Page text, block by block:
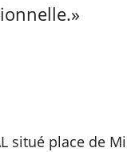
situé place de